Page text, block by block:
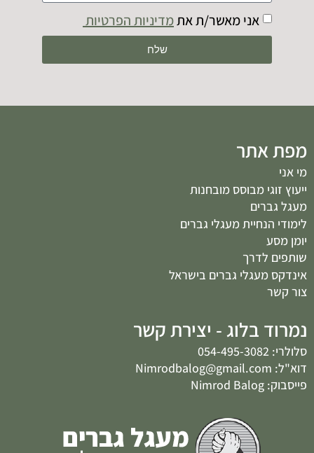
אני מאשר/ת אתמדיניות הפרטיות
שלח
מפת אתר
מי אני
ייעוץ זוגי מבוסס מובחנות
מעגל גברים
לימודי הנחיית מעגלי גברים
יומן מסע
שותפים לדרך
אינדקס מעגלי גברים בישראל
צור קשר
נמרוד בלוג - יצירת קשר
סלולרי: 054-495-3082
דוא"ל: Nimrodbalog@gmail.com
פייסבוק: Nimrod Balog